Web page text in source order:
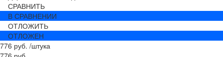
СРАВНИТЬ
В СРАВНЕНИИ
ОТЛОЖИТЬ
ОТЛОЖЕН
776 руб. /штука